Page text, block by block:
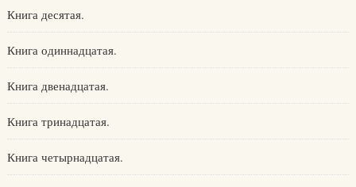
Книга десятая.
Книга одиннадцатая.
Книга двенадцатая.
Книга тринадцатая.
Книга четырнадцатая.